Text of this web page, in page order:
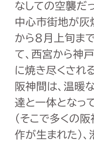
なしての空襲だ
中心市街地が灰
から8月上旬ま
て、西宮から神
に焼き尽くされ
阪神間は、温暖
達と一体となっ
（そこで多くの
作が生まれた）